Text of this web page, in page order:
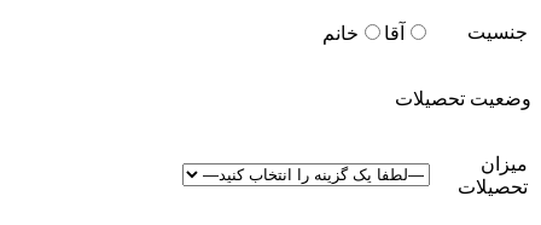
جنسیت آقا خانم
وضعیت تحصیلات
میزان
تحصیلات